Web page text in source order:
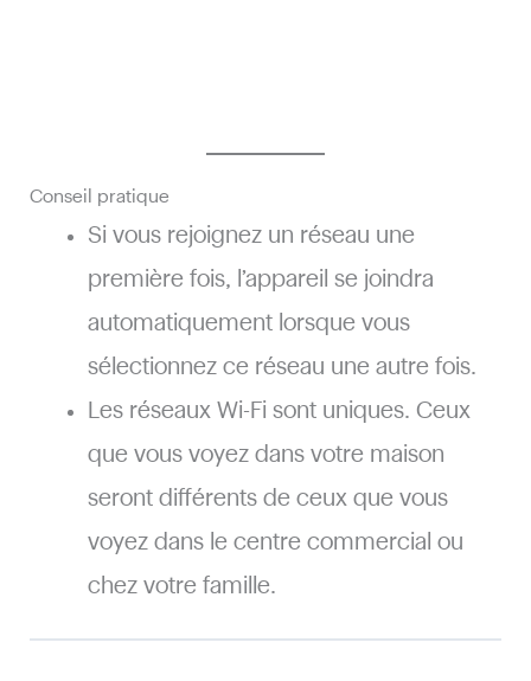
Conseil pratique
Si vous rejoignez un réseau une
première fois, l’appareil se joindra
automatiquement lorsque vous
sélectionnez ce réseau une autre fois.
Les réseaux Wi-Fi sont uniques. Ceux
que vous voyez dans votre maison
seront différents de ceux que vous
voyez dans le centre commercial ou
chez votre famille.